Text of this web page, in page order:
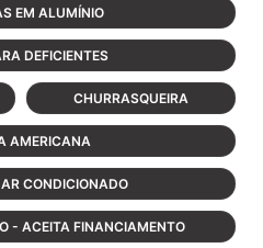
EM ALUMÍNIO
DEFICIENTES
CHURRASQUEIRA
AMERICANA
CONDICIONADO
- ACEITA FINANCIAMENTO